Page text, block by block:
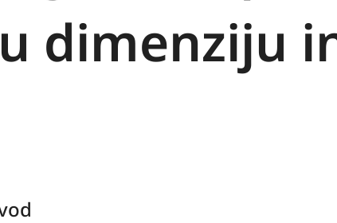
dimenziju